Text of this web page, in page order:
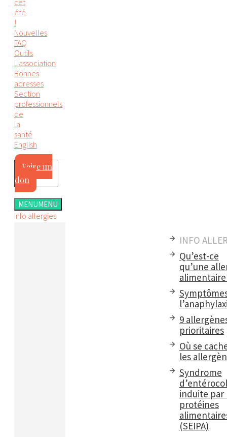
cet
été
!
Nouvelles
FAQ
Outils
L'association
Bonnes
adresses
Section
professionnels
de
la
santé
English
Faire un
don
MENUMENU
Info allergies
INFO
Qu’est-ce
qu’une
9
prioritaires
Où se
les
Syndrome
induite par
protéines
(SEIPA)